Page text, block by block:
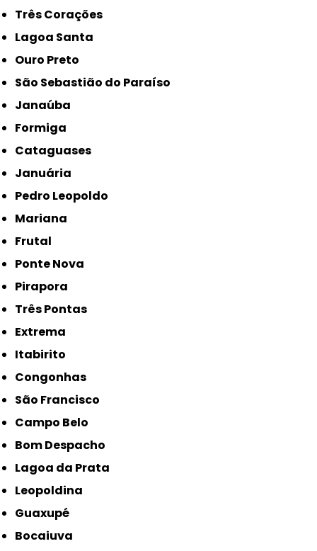
Três Corações
Lagoa Santa
Ouro Preto
São Sebastião do Paraíso
Janaúba
Formiga
Cataguases
Januária
Pedro Leopoldo
Mariana
Frutal
Ponte Nova
Pirapora
Três Pontas
Extrema
Itabirito
Congonhas
São Francisco
Campo Belo
Bom Despacho
Lagoa da Prata
Leopoldina
Guaxupé
Bocaiuva